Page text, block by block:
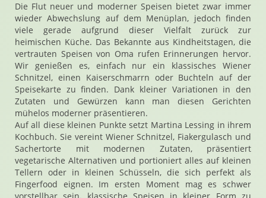
Die Flut neuer und moderner Speisen bietet zwar immer
wieder Abwechslung auf dem Menüplan, jedoch finden
viele gerade aufgrund dieser Vielfalt zurück zur
heimischen Küche. Das Bekannte aus Kindheitstagen, die
vertrauten Speisen von Oma rufen Erinnerungen hervor.
Wir genießen es, einfach nur ein klassisches Wiener
Schnitzel, einen Kaiserschmarrn oder Buchteln auf der
Speisekarte zu finden. Dank kleiner Variationen in den
Zutaten und Gewürzen kann man diesen Gerichten
mühelos moderner präsentieren.
Auf all diese kleinen Punkte setzt Martina Lessing in ihrem
Kochbuch. Sie vereint Wiener Schnitzel, Fiakergulasch und
Sachertorte mit modernen Zutaten, präsentiert
vegetarische Alternativen und portioniert alles auf kleinen
Tellern oder in kleinen Schüsseln, die sich perfekt als
Fingerfood eignen. Im ersten Moment mag es schwer